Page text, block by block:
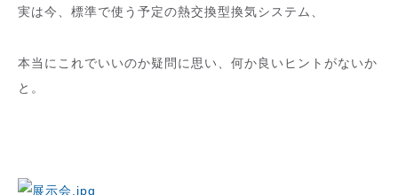
実は今、標準で使う予定の熱交換型換気システム、
本当にこれでいいのか疑問に思い、何か良いヒントがないか
と。